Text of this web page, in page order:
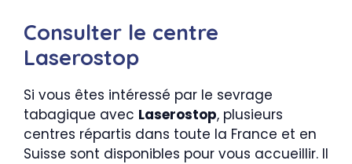
Consulter le centre
Laserostop
Si vous êtes intéressé par le sevrage
tabagique avec Laserostop, plusieurs
centres répartis dans toute la France et en
Suisse sont disponibles pour vous accueillir. Il